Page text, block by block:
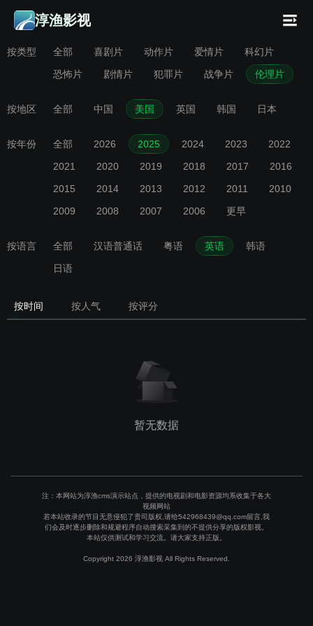
淳渔影视
按类型 全部 喜剧片 动作片 爱情片
科幻片
恐怖片
剧情片 犯罪片 战争片 伦理片
按地区 全部 中国 美国 英国 韩国 日本
按年份 全部 2026 2025 2024 2023
2022
2021
2020 2019 2018 2017
2016
2015
2014 2013 2012 2011
2010
2009
2008 2007 2006 更早
按语言 全部 汉语普通话 粤语 英语
韩语
日语
按时间 按人气 按评分
暂无数据
注：本网站为淳渔cms演示站点，提供的电视剧和电影资源均系收集于各大
视频网站
若本站收录的节目无意侵犯了贵司版权,请给542968439@qq.com留言,我
们会及时逐步删除和规避程序自动搜索采集到的不提供分享的版权影视。
本站仅供测试和学习交流。请大家支持正版。
Copyright 2026 淳渔影视 All Rights Reserved.